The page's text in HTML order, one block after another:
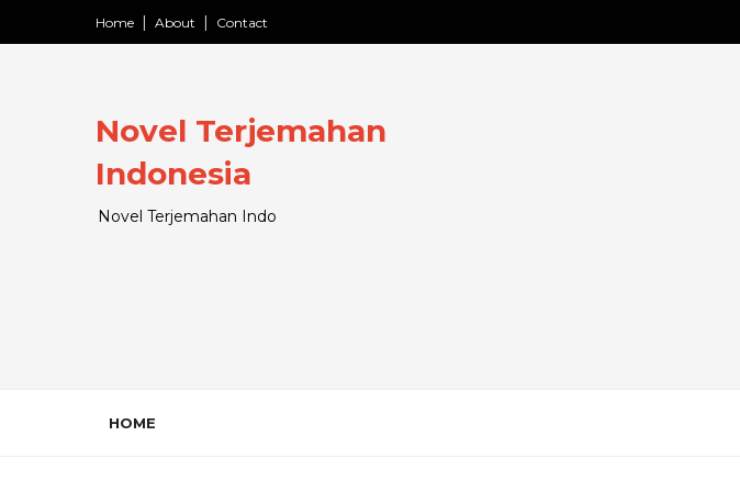
Home About Contact
Novel Terjemahan
Indonesia
Novel Terjemahan Indo
HOME